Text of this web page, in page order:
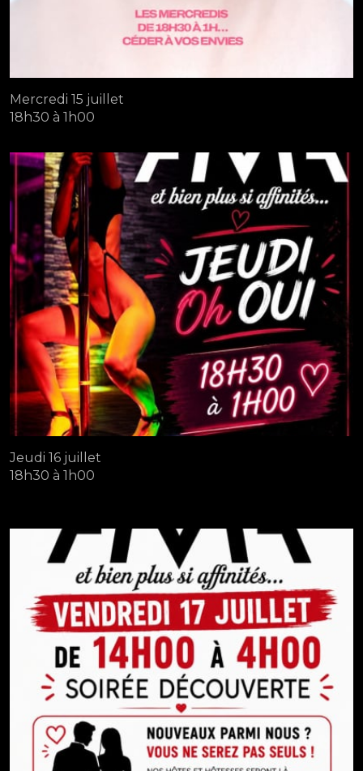
Mercredi 15 juillet
18h30 à 1h00
Jeudi 16 juillet
18h30 à 1h00